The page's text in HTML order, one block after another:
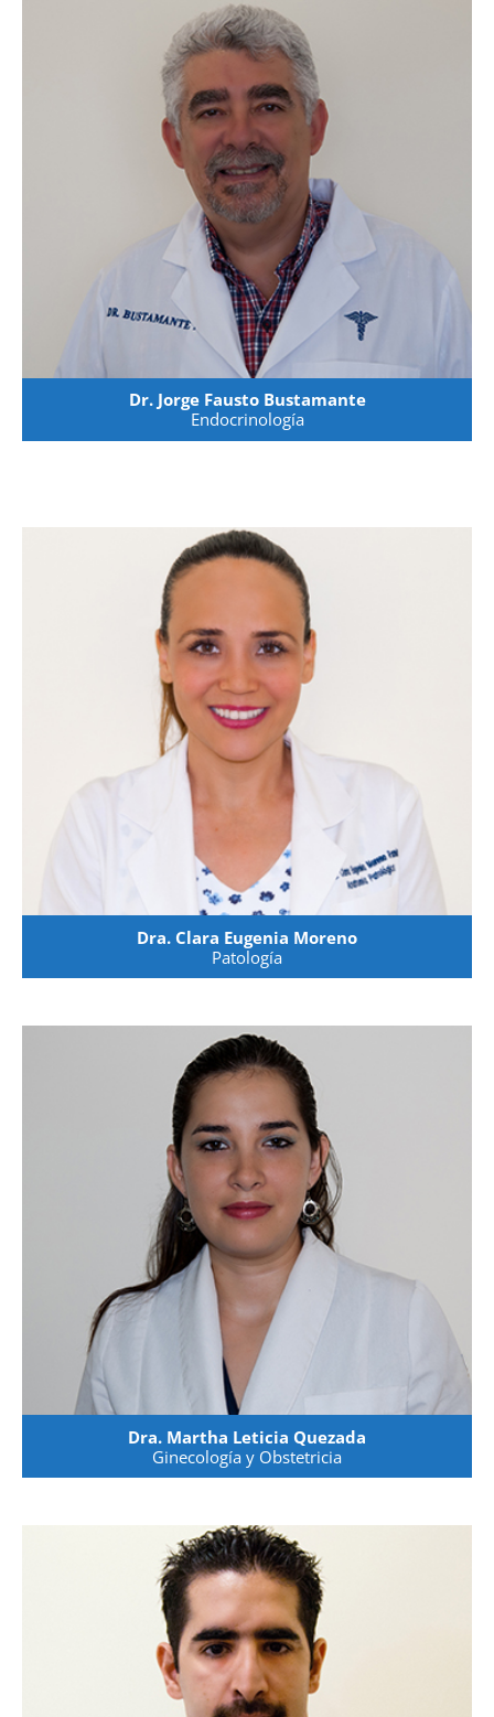
Dr. Jorge Fausto Bustamante
Endocrinología
Dra. Clara Eugenia Moreno
Patología
Dra. Martha Leticia Quezada
Ginecología y Obstetricia